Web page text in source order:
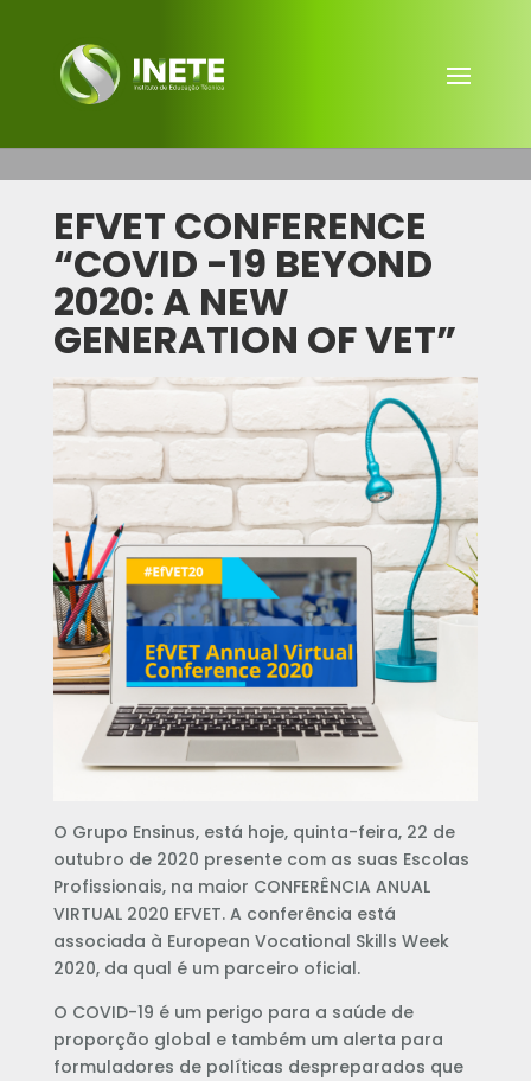
EFVET CONFERENCE
“COVID -19 BEYOND
2020: A NEW
GENERATION OF VET”
O Grupo Ensinus, está hoje, quinta-feira, 22 de
outubro de 2020 presente com as suas Escolas
Profissionais, na maior CONFERÊNCIA ANUAL
VIRTUAL 2020 EFVET. A conferência está
associada à European Vocational Skills Week
2020, da qual é um parceiro oficial.
O COVID-19 é um perigo para a saúde de
proporção global e também um alerta para
formuladores de políticas despreparados que